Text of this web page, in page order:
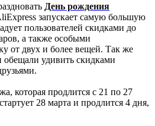
День рождения
запускает самую большую
пользователей скидками до
а также особыми
от двух и более вещей. Так же
обещали удивить скидками
которая продлится с 21 по 27
28 марта и продлится 4 дня,